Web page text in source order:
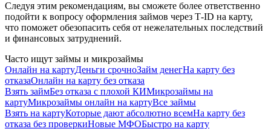
Следуя этим рекомендациям, вы сможете более ответственно
подойти к вопросу оформления займов через Т-ID на карту,
что поможет обезопасить себя от нежелательных последствий
и финансовых затруднений.
Часто ищут займы и микрозаймы
Онлайн на картуДеньги срочноЗайм денегНа карту без
отказаОнлайн на карту без отказа
Взять займБез отказа с плохой КИМикрозаймы на
картуМикрозаймы онлайн на картуВсе займы
Взять на картуКоторые дают абсолютно всемНа карту без
отказа без проверкиНовые МФОБыстро на карту